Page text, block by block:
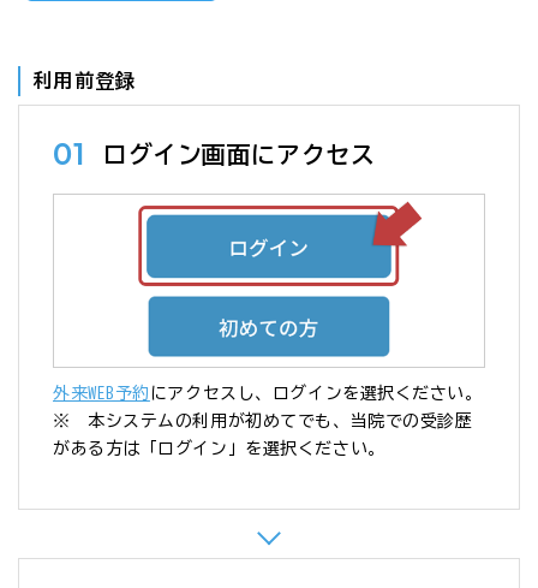
利用前登録
01 ログイン画面にアクセス
外来WEB予約 にアクセスし、ログインを選択ください。
※ 本システムの利用が初めてでも、当院での受診歴
がある方は「ログイン」を選択ください。